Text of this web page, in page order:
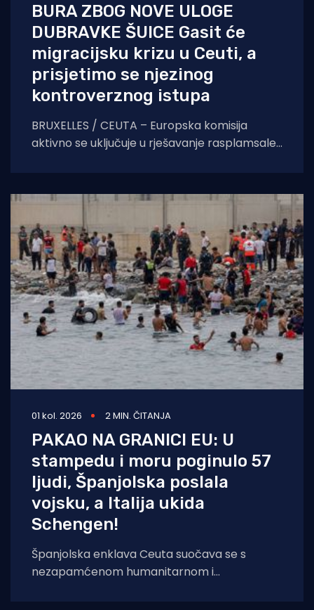
BURA ZBOG NOVE ULOGE
DUBRAVKE ŠUICE Gasit će
migracijsku krizu u Ceuti, a
prisjetimo se njezinog
kontroverznog istupa
BRUXELLES / CEUTA – Europska komisija
aktivno se uključuje u rješavanje rasplamsale
01 kol. 2026 2 MIN. ČITANJA
PAKAO NA GRANICI EU: U
stampedu i moru poginulo 57
ljudi, Španjolska poslala
vojsku, a Italija ukida
Schengen!
Španjolska enklava Ceuta suočava se s
nezapamćenom humanitarnom i